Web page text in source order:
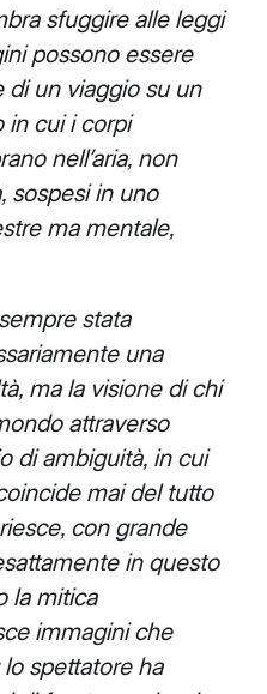
sfuggire alle leggi
possono essere
di un viaggio su un
in cui i corpi
nell’aria, non
sospesi in uno
ma mentale,
stata
una
ma la visione di chi
attraverso
di ambiguità, in cui
mai del tutto
con grande
in questo
la mitica
immagini che
spettatore ha